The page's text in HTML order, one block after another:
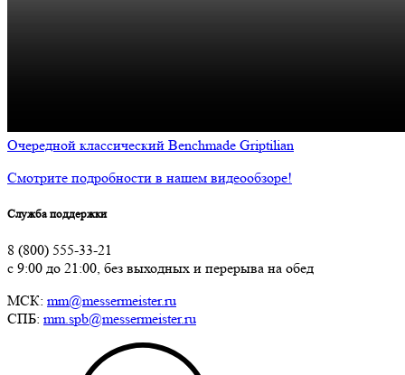
Очередной классический Benchmade Griptilian
Смотрите подробности в нашем видеообзоре!
Служба поддержки
8 (800) 555-33-21
с 9:00 до 21:00, без выходных и перерыва на обед
МСК: mm@messermeister.ru
СПБ: mm.spb@messermeister.ru